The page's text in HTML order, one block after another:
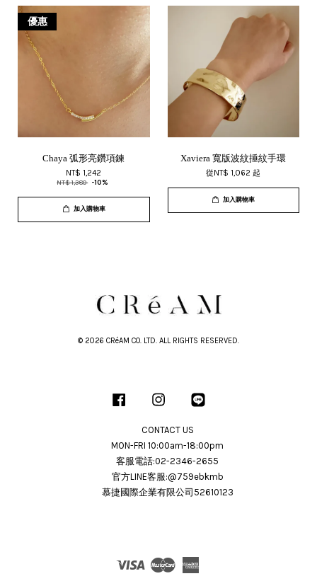
優惠
Chaya 弧形亮鑽項鍊
NT$ 1,242
NT$ 1,380 -10%
加入購物車
Xaviera 寬版波紋捶紋手環
從NT$ 1,062起
加入購物車
© 2026 CRéAM CO. LTD. ALL RIGHTS RESERVED.
Facebook Instagram
CONTACT US
MON-FRI 10:00am-18:00pm
客服電話:02-2346-2655
官方LINE客服:@759ebkmb
慕捷國際企業有限公司52610123
Visa